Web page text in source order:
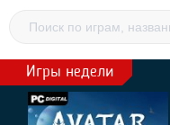
Игры недели